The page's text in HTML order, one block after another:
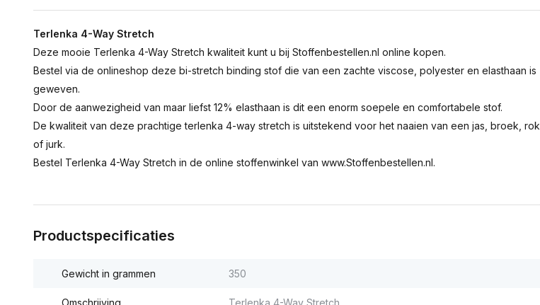
Terlenka 4-Way Stretch
Deze mooie Terlenka 4-Way Stretch kwaliteit kunt u bij Stoffenbestellen.nl online kopen.
Bestel via de onlineshop deze bi-stretch binding stof die van een zachte viscose, polyester en elasthaan is
geweven.
Door de aanwezigheid van maar liefst 12% elasthaan is dit een enorm soepele en comfortabele stof.
De kwaliteit van deze prachtige terlenka 4-way stretch is uitstekend voor het naaien van een jas, broek, rok
of jurk.
Bestel Terlenka 4-Way Stretch in de online stoffenwinkel van www.Stoffenbestellen.nl.
Productspecificaties
Gewicht in grammen 350
Omschrijving Terlenka 4-Way Stretch